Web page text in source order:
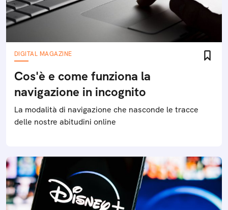
DIGITAL MAGAZINE
Cos'è e come funziona la
navigazione in incognito
La modalità di navigazione che nasconde le tracce
delle nostre abitudini online